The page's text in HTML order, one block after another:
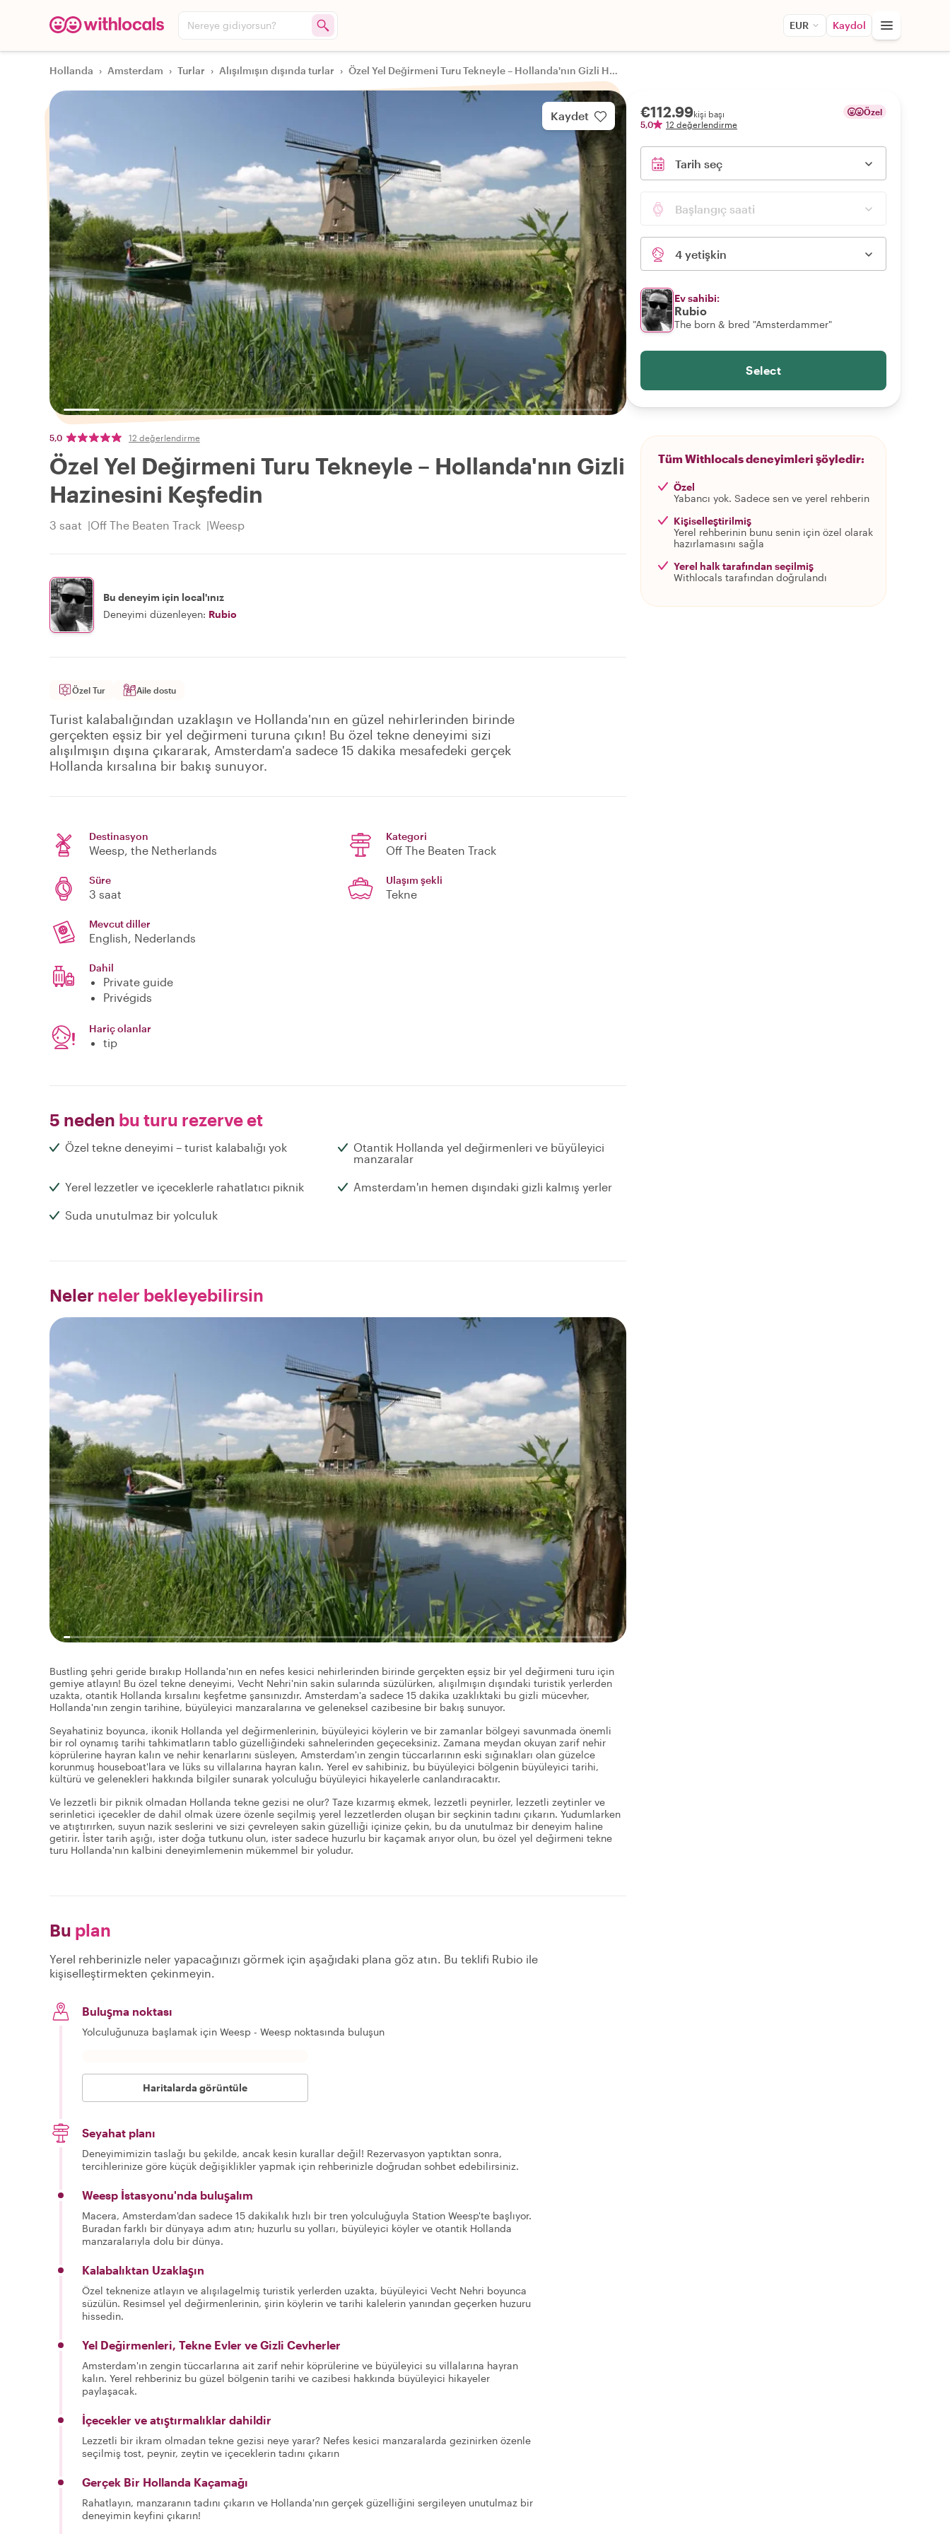
Nereye gidiyorsun? EUR Kaydol
Hollanda › Amsterdam › Turlar › Alışılmışın dışında turlar › Özel Yel Değirmeni Turu Tekneyle – Hollanda'nın Gizli Hazinesini Keşfedin
Kaydet
5,0 12 değerlendirme
Özel Yel Değirmeni Turu Tekneyle – Hollanda'nın Gizli
Hazinesini Keşfedin
3 saat Off The Beaten Track Weesp
Bu deneyim için local'ınız
Deneyimi düzenleyen: Rubio
Özel Tur Aile dostu
Turist kalabalığından uzaklaşın ve Hollanda'nın en güzel nehirlerinden birinde
gerçekten eşsiz bir yel değirmeni turuna çıkın! Bu özel tekne deneyimi sizi
alışılmışın dışına çıkararak, Amsterdam'a sadece 15 dakika mesafedeki gerçek
Hollanda kırsalına bir bakış sunuyor.
Destinasyon
Weesp, the Netherlands
Kategori
Off The Beaten Track
Süre
3 saat
Ulaşım şekli
Tekne
Mevcut diller
English, Nederlands
Dahil
Private guide
Privégids
Hariç olanlar
tip
5 neden bu turu rezerve et
Özel tekne deneyimi – turist kalabalığı yok
Otantik Hollanda yel değirmenleri ve büyüleyici
manzaralar
Yerel lezzetler ve içeceklerle rahatlatıcı piknik Amsterdam'ın hemen dışındaki gizli kalmış yerler
Suda unutulmaz bir yolculuk
Neler neler bekleyebilirsin
Bustling şehri geride bırakıp Hollanda'nın en nefes kesici nehirlerinden birinde gerçekten eşsiz bir yel değirmeni turu için
gemiye atlayın! Bu özel tekne deneyimi, Vecht Nehri'nin sakin sularında süzülürken, alışılmışın dışındaki turistik yerlerden
uzakta, otantik Hollanda kırsalını keşfetme şansınızdır. Amsterdam'a sadece 15 dakika uzaklıktaki bu gizli mücevher,
Hollanda'nın zengin tarihine, büyüleyici manzaralarına ve geleneksel cazibesine bir bakış sunuyor.
Seyahatiniz boyunca, ikonik Hollanda yel değirmenlerinin, büyüleyici köylerin ve bir zamanlar bölgeyi savunmada önemli
bir rol oynamış tarihi tahkimatların tablo güzelliğindeki sahnelerinden geçeceksiniz. Zamana meydan okuyan zarif nehir
köprülerine hayran kalın ve nehir kenarlarını süsleyen, Amsterdam'ın zengin tüccarlarının eski sığınakları olan güzelce
korunmuş houseboat'lara ve lüks su villalarına hayran kalın. Yerel ev sahibiniz, bu büyüleyici bölgenin büyüleyici tarihi,
kültürü ve gelenekleri hakkında bilgiler sunarak yolculuğu büyüleyici hikayelerle canlandıracaktır.
Ve lezzetli bir piknik olmadan Hollanda tekne gezisi ne olur? Taze kızarmış ekmek, lezzetli peynirler, lezzetli zeytinler ve
serinletici içecekler de dahil olmak üzere özenle seçilmiş yerel lezzetlerden oluşan bir seçkinin tadını çıkarın. Yudumlarken
ve atıştırırken, suyun nazik seslerini ve sizi çevreleyen sakin güzelliği içinize çekin, bu da unutulmaz bir deneyim haline
getirir. İster tarih aşığı, ister doğa tutkunu olun, ister sadece huzurlu bir kaçamak arıyor olun, bu özel yel değirmeni tekne
turu Hollanda'nın kalbini deneyimlemenin mükemmel bir yoludur.
Bu plan
Yerel rehberinizle neler yapacağınızı görmek için aşağıdaki plana göz atın. Bu teklifi Rubio ile
kişiselleştirmekten çekinmeyin.
Buluşma noktası
Yolculuğunuza başlamak için Weesp - Weesp noktasında buluşun
Haritalarda görüntüle
Seyahat planı
Deneyimimizin taslağı bu şekilde, ancak kesin kurallar değil! Rezervasyon yaptıktan sonra,
tercihlerinize göre küçük değişiklikler yapmak için rehberinizle doğrudan sohbet edebilirsiniz.
Weesp İstasyonu'nda buluşalım
Macera, Amsterdam'dan sadece 15 dakikalık hızlı bir tren yolculuğuyla Station Weesp'te başlıyor.
Buradan farklı bir dünyaya adım atın; huzurlu su yolları, büyüleyici köyler ve otantik Hollanda
manzaralarıyla dolu bir dünya.
Kalabalıktan Uzaklaşın
Özel teknenize atlayın ve alışılagelmiş turistik yerlerden uzakta, büyüleyici Vecht Nehri boyunca
süzülün. Resimsel yel değirmenlerinin, şirin köylerin ve tarihi kalelerin yanından geçerken huzuru
hissedin.
Yel Değirmenleri, Tekne Evler ve Gizli Cevherler
Amsterdam'ın zengin tüccarlarına ait zarif nehir köprülerine ve büyüleyici su villalarına hayran
kalın. Yerel rehberiniz bu güzel bölgenin tarihi ve cazibesi hakkında büyüleyici hikayeler
paylaşacak.
İçecekler ve atıştırmalıklar dahildir
Lezzetli bir ikram olmadan tekne gezisi neye yarar? Nefes kesici manzaralarda gezinirken özenle
seçilmiş tost, peynir, zeytin ve içeceklerin tadını çıkarın
Gerçek Bir Hollanda Kaçamağı
Rahatlayın, manzaranın tadını çıkarın ve Hollanda'nın gerçek güzelliğini sergileyen unutulmaz bir
deneyimin keyfini çıkarın!
€112.99kişi başı
5,0
12 değerlendirme
Özel
Tarih seç
Başlangıç saati
4 yetişkin
Ev sahibi:
Rubio
The born & bred "Amsterdammer"
Select
Tüm Withlocals deneyimleri şöyledir:
Özel
Yabancı yok. Sadece sen ve yerel rehberin
Kişiselleştirilmiş
Yerel rehberinin bunu senin için özel olarak
hazırlamasını sağla
Yerel halk tarafından seçilmiş
Withlocals tarafından doğrulandı